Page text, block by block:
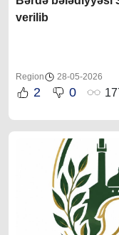
verilib
Region 28-05-2026
2 0